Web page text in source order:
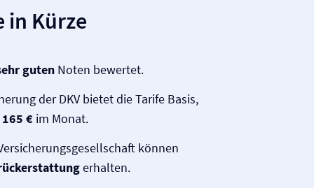
in Kürze
guten Noten bewertet.
der DKV bietet die Tarife Basis,
€ im Monat.
können
erhalten.